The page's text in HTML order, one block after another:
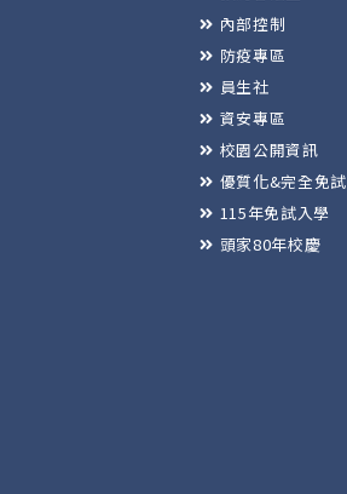
內部控制
防疫專區
員生社
資安專區
校園公開資訊
優質化&完全免試
115年免試入學
頭家80年校慶